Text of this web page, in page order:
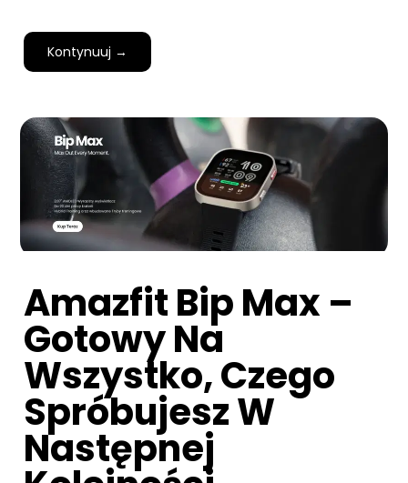
Kontynuuj →
Amazfit Bip Max –
Gotowy Na
Wszystko, Czego
Spróbujesz W
Następnej